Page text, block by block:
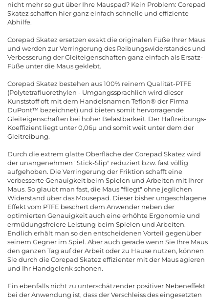
nicht mehr so gut über Ihre Mauspad? Kein Problem: Corepad
Skatez schaffen hier ganz einfach schnelle und effiziente
Abhilfe.
Corepad Skatez ersetzen exakt die originalen Füße Ihrer Maus
und werden zur Verringerung des Reibungswiderstandes und
Verbesserung der Gleiteigenschaften ganz einfach als Ersatz-
Füße unter die Maus geklebt.
Corepad Skatez bestehen aus 100% reinem Qualität-PTFE
(Polytetrafluorethylen - Umgangssprachlich wird dieser
Kunststoff oft mit dem Handelsnamen Teflon® der Firma
DuPont™ bezeichnet) und bieten somit hervorragende
Gleiteigenschaften bei hoher Belastbarkeit. Der Haftreibungs-
Koeffizient liegt unter 0,06µ und somit weit unter dem der
Gleitreibung.
Durch die extrem glatte Oberfläche der Corepad Skatez wird
der unangenehmen "Stick-Slip" reduziert bzw. fast völlig
aufgehoben. Die Verringerung der Friktion schafft eine
verbesserte Genauigkeit beim Spielen und Arbeiten mit Ihrer
Maus. So glaubt man fast, die Maus "fliegt" ohne jeglichen
Widerstand über das Mousepad. Dieser bisher ungeschlagene
Effekt vom PTFE beschert dem Anwender neben der
optimierten Genauigkeit auch eine erhöhte Ergonomie und
ermüdungsfreiere Leistung beim Spielen und Arbeiten.
Endlich erhält man so den entscheidenen Vorteil gegenüber
seinem Gegner im Spiel. Aber auch gerade wenn Sie Ihre Maus
den ganzen Tag auf der Arbeit oder zu Hause nutzen, können
Sie durch die Corepad Skatez effizienter mit der Maus agieren
und Ihr Handgelenk schonen.
Ein ebenfalls nicht zu unterschätzender positiver Nebeneffekt
bei der Anwendung ist, dass der Verschleiss des eingesetzten